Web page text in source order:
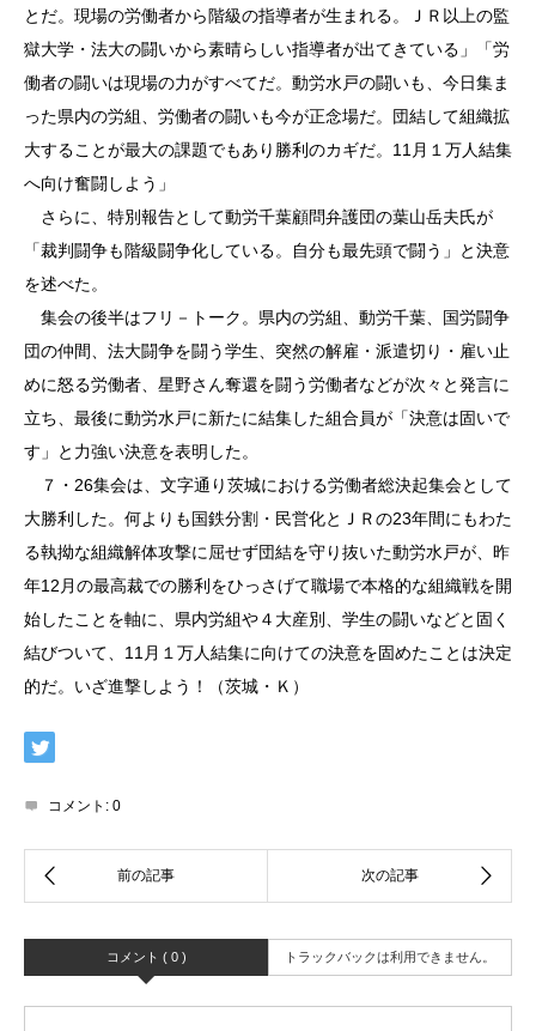
とだ。現場の労働者から階級の指導者が生まれる。ＪＲ以上の監
獄大学・法大の闘いから素晴らしい指導者が出てきている」「労
働者の闘いは現場の力がすべてだ。動労水戸の闘いも、今日集ま
った県内の労組、労働者の闘いも今が正念場だ。団結して組織拡
大することが最大の課題でもあり勝利のカギだ。11月１万人結集
へ向け奮闘しよう」
さらに、特別報告として動労千葉顧問弁護団の葉山岳夫氏が
「裁判闘争も階級闘争化している。自分も最先頭で闘う」と決意
を述べた。
集会の後半はフリ－トーク。県内の労組、動労千葉、国労闘争
団の仲間、法大闘争を闘う学生、突然の解雇・派遣切り・雇い止
めに怒る労働者、星野さん奪還を闘う労働者などが次々と発言に
立ち、最後に動労水戸に新たに結集した組合員が「決意は固いで
す」と力強い決意を表明した。
７・26集会は、文字通り茨城における労働者総決起集会として
大勝利した。何よりも国鉄分割・民営化とＪＲの23年間にもわた
る執拗な組織解体攻撃に屈せず団結を守り抜いた動労水戸が、昨
年12月の最高裁での勝利をひっさげて職場で本格的な組織戦を開
始したことを軸に、県内労組や４大産別、学生の闘いなどと固く
結びついて、11月１万人結集に向けての決意を固めたことは決定
的だ。いざ進撃しよう！（茨城・Ｋ）
コメント: 0
コメント ( 0 ) トラックバックは利用できません。